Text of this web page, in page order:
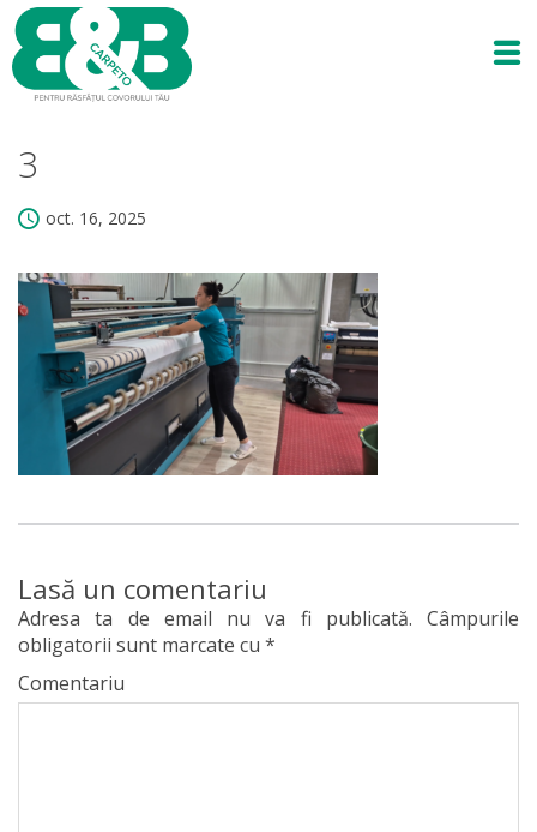
3
oct. 16, 2025
Lasă un comentariu
Adresa ta de email nu va fi publicată. Câmpurile
obligatorii sunt marcate cu *
Comentariu